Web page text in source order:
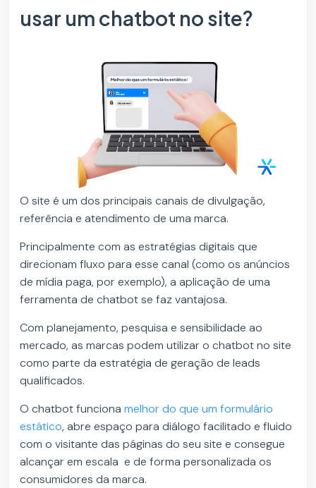
usar um chatbot no site?
O site é um dos principais canais de divulgação,
referência e atendimento de uma marca.
Principalmente com as estratégias digitais que
direcionam fluxo para esse canal (como os anúncios
de mídia paga, por exemplo), a aplicação de uma
ferramenta de chatbot se faz vantajosa.
Com planejamento, pesquisa e sensibilidade ao
mercado, as marcas podem utilizar o chatbot no site
como parte da estratégia de geração de leads
qualificados.
O chatbot funcionamelhor do que um formulário
estático, abre espaço para diálogo facilitado e fluido
com o visitante das páginas do seu site e consegue
alcançar em escala e de forma personalizada os
consumidores da marca.